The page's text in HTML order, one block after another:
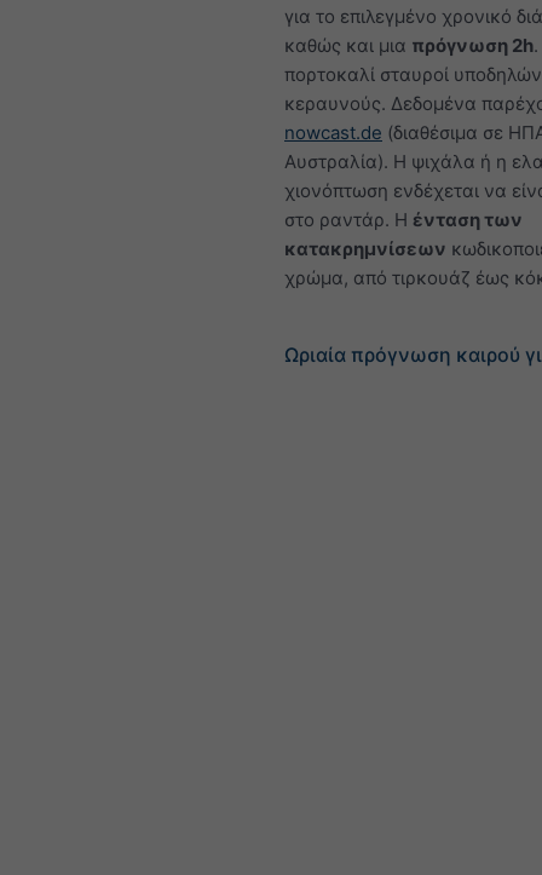
για το επιλεγμένο χρονικό
καθώς και μια πρόγνωση 2h
πορτοκαλί σταυροί
κεραυνούς. Δεδομένα
nowcast.de (διαθέσιμα σε
Αυστραλία). Η ψιχάλα ή η
χιονόπτωση ενδέχεται να
στο ραντάρ. Η ένταση των
κατακρημνίσεων
χρώμα, από τιρκουάζ έως
Ωριαία πρόγνωση καιρού